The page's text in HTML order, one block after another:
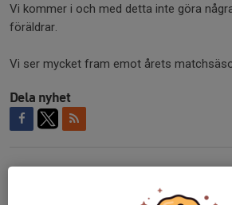
Vi kommer i och med detta inte göra
föräldrar.
Vi ser mycket fram emot årets
Dela nyhet
Kommentarer